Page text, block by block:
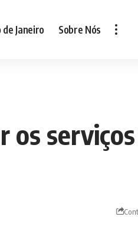
de Janeiro Sobre Nós